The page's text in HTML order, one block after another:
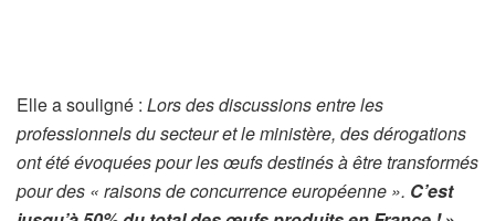
Elle a souligné : Lors des discussions entre les
professionnels du secteur et le ministère, des dérogations
ont été évoquées pour les œufs destinés à être transformés
pour des « raisons de concurrence européenne ». C’est